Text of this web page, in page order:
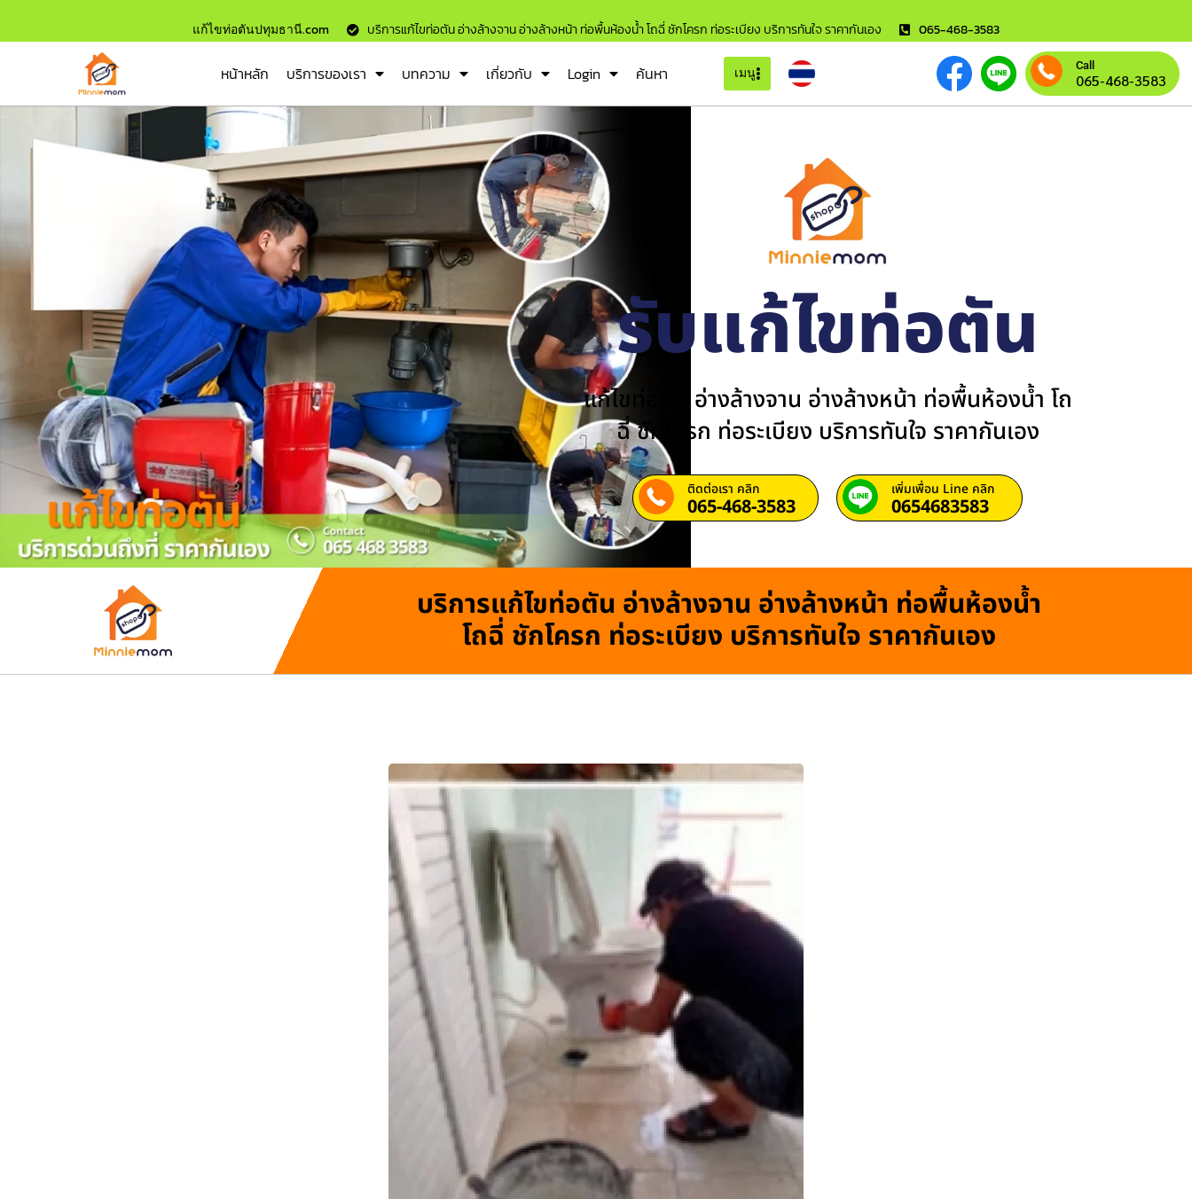
แก้ไขท่อตันปทุมธานี.com บริการแก้ไขท่อตัน อ่างล้างจาน อ่างล้างหน้า ท่อพื้นห้องน้ำ โถฉี่ ชักโครก ท่อระเบียง บริการทันใจ ราคากันเอง 065-468-3583
หน้าหลัก บริการของเรา บทความ เกี่ยวกับ Login ค้นหา เมนู Call
065-468-3583
รับแก้ไขท่อตัน
แก้ไขท่อตัน อ่างล้างจาน อ่างล้างหน้า ท่อพื้นห้องน้ำ โถ
ฉี่ ชักโครก ท่อระเบียง บริการทันใจ ราคากันเอง
ติดต่อเรา คลิก
065-468-3583
เพิ่มเพื่อน Line คลิก
0654683583
บริการแก้ไขท่อตัน อ่างล้างจาน อ่างล้างหน้า ท่อพื้นห้องน้ำ
โถฉี่ ชักโครก ท่อระเบียง บริการทันใจ ราคากันเอง